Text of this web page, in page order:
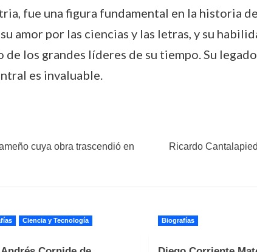
fue una figura fundamental en la historia
amor por las ciencias y las letras, y su
los grandes líderes de su tiempo. Su
es invaluable.
cuya obra trascendió en
Ricardo
Ciencia y Tecnología Biografías